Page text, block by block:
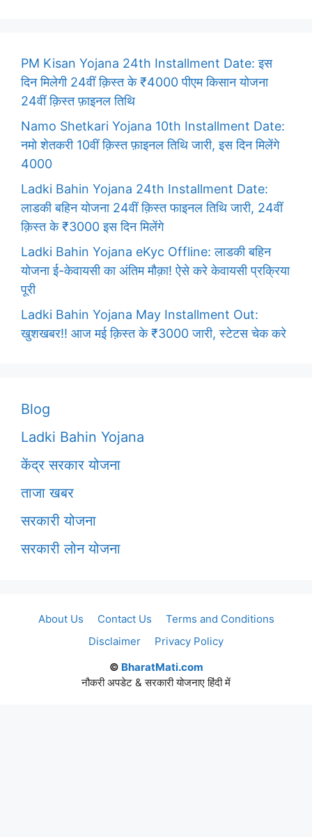
PM Kisan Yojana 24th Installment Date: इस
दिन मिलेगी 24वीं क़िस्त के ₹4000 पीएम किसान योजना
24वीं क़िस्त फ़ाइनल तिथि
Namo Shetkari Yojana 10th Installment Date:
नमो शेतकरी 10वीं क़िस्त फ़ाइनल तिथि जारी, इस दिन मिलेंगे
4000
Ladki Bahin Yojana 24th Installment Date:
लाडकी बहिन योजना 24वीं क़िस्त फाइनल तिथि जारी, 24वीं
क़िस्त के ₹3000 इस दिन मिलेंगे
Ladki Bahin Yojana eKyc Offline: लाडकी बहिन
योजना ई-केवायसी का अंतिम मौक़ा! ऐसे करे केवायसी प्रक्रिया
पूरी
Ladki Bahin Yojana May Installment Out:
खुशखबर!! आज मई क़िस्त के ₹3000 जारी, स्टेटस चेक करे
Blog
Ladki Bahin Yojana
केंद्र सरकार योजना
ताजा खबर
सरकारी योजना
सरकारी लोन योजना
About Us Contact Us
Terms and Conditions
Disclaimer
Privacy Policy
© BharatMati.com
नौकरी अपडेट & सरकारी योजनाए हिंदी में